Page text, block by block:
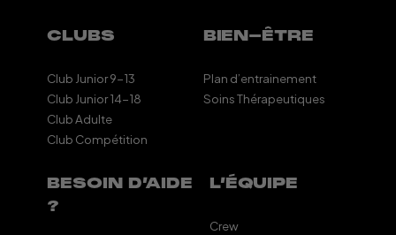
CLUBS
Club Junior 9-13
Club Junior 14-18
Club Adulte
Club Compétition
BIEN-ÊTRE
Plan d’entrainement
Soins Thérapeutiques
BESOIN D’AIDE
?
L’ÉQUIPE
Crew